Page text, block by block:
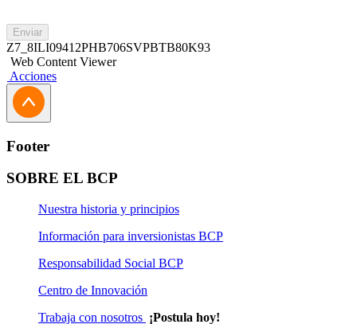
Enviar
Z7_8ILI09412PHB706SVPBTB80K93
Web Content Viewer
Acciones
Footer
SOBRE EL BCP
Nuestra historia y principios
Información para inversionistas BCP
Responsabilidad Social BCP
Centro de Innovación
Trabaja con nosotros ¡Postula hoy!